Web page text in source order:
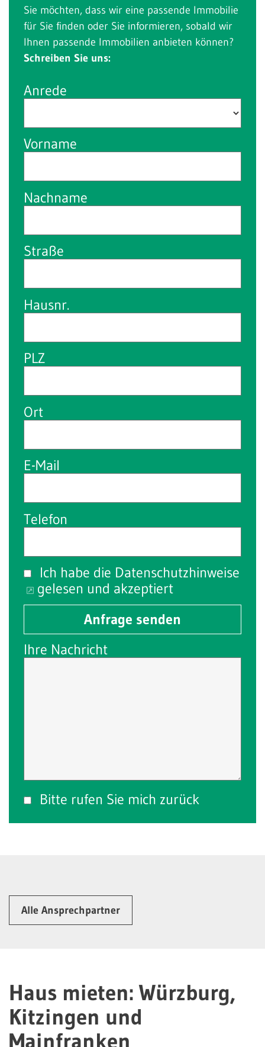
Sie möchten, dass wir eine passende Immobilie
für Sie finden oder Sie informieren, sobald wir
Ihnen passende Immobilien anbieten können?
Schreiben Sie uns:
Anrede
Vorname
Nachname
Straße
Hausnr.
PLZ
Ort
E-Mail
Telefon
Ich habe die Datenschutzhinweise
gelesen und akzeptiert
Anfrage senden
Ihre Nachricht
Bitte rufen Sie mich zurück
Alle Ansprechpartner
Haus mieten: Würzburg,
Kitzingen und
Mainfranken